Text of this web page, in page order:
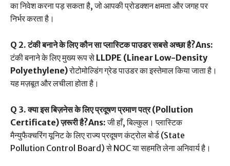
का निवेश करना पड़ सकता है, जो आपकी प्रोडक्शन क्षमता और जगह पर
निर्भर करता है।
Q 2. टंकी बनाने के लिए कौन सा प्लास्टिक पाउडर सबसे अच्छा है?Ans:
टंकी बनाने के लिए मुख्य रूप से LLDPE (Linear Low-Density
Polyethylene)रोटोमोल्डिंग ग्रेड पाउडर का इस्तेमाल किया जाता है।
यह मज़बूत और लचीला होता है।
Q 3. क्या इस बिज़नेस के लिए प्रदूषण प्रमाण पत्र (Pollution
Certificate) ज़रूरी है?Ans:जी हाँ, बिल्कुल। प्लास्टिक
मैन्युफैक्चरिंग यूनिट के लिए राज्य प्रदूषण कंट्रोल बोर्ड (State
Pollution Control Board) से NOC या सहमति लेना अनिवार्य है।